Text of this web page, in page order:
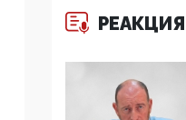
редакцией
ценности и
двоемыслия
РЕАКЦИЯ